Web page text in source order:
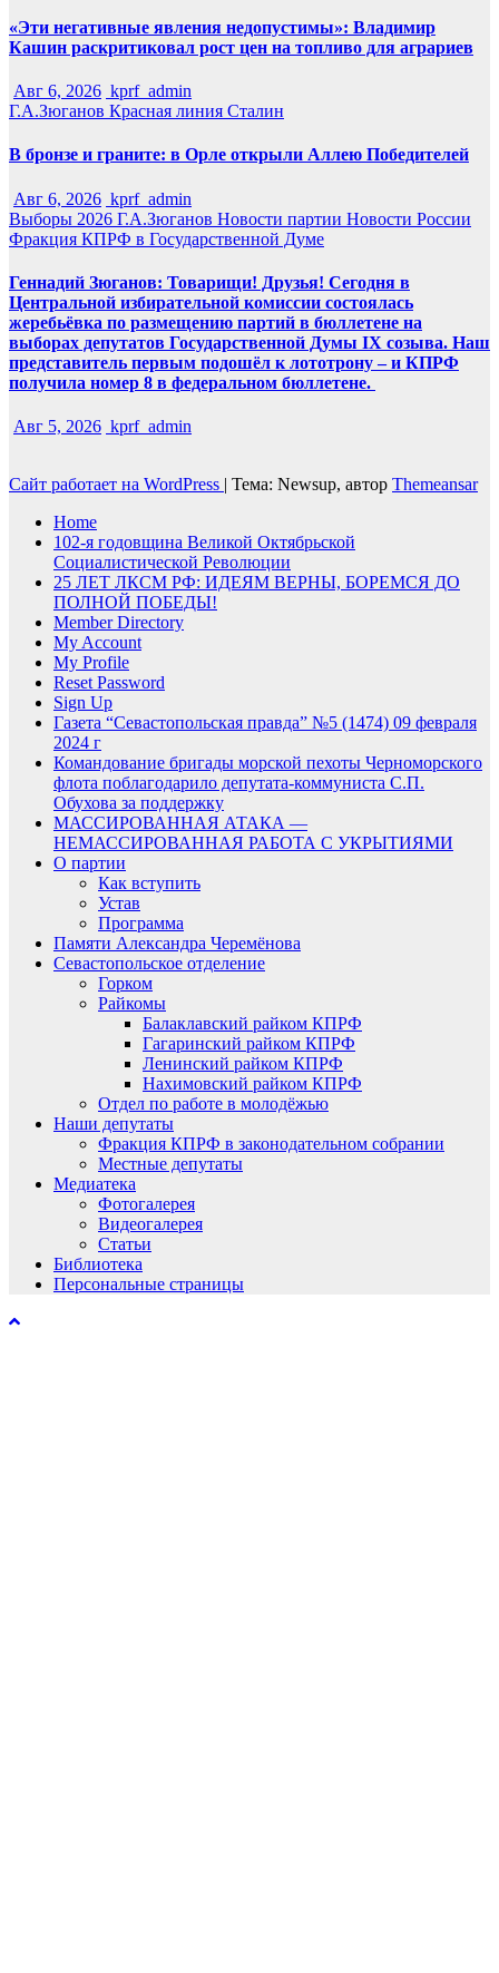
«Эти негативные явления недопустимы»: Владимир
Кашин раскритиковал рост цен на топливо для аграриев
Авг 6, 2026 kprf_admin
Г.А.Зюганов Красная линия Сталин
В бронзе и граните: в Орле открыли Аллею Победителей
Авг 6, 2026 kprf_admin
Выборы 2026 Г.А.Зюганов Новости партии Новости России
Фракция КПРФ в Государственной Думе
Геннадий Зюганов: Товарищи! Друзья! Сегодня в
Центральной избирательной комиссии состоялась
жеребьёвка по размещению партий в бюллетене на
выборах депутатов Государственной Думы IX созыва. Наш
представитель первым подошёл к лототрону – и КПРФ
получила номер 8 в федеральном бюллетене.
Авг 5, 2026 kprf_admin
Сайт работает на WordPress | Тема: Newsup, автор Themeansar
Home
102-я годовщина Великой Октябрьской
Социалистической Революции
25 ЛЕТ ЛКСМ РФ: ИДЕЯМ ВЕРНЫ, БОРЕМСЯ ДО
ПОЛНОЙ ПОБЕДЫ!
Member Directory
My Account
My Profile
Reset Password
Sign Up
Газета “Севастопольская правда” №5 (1474) 09 февраля
2024 г
Командование бригады морской пехоты Черноморского
флота поблагодарило депутата-коммуниста С.П.
Обухова за поддержку
МАССИРОВАННАЯ АТАКА —
НЕМАССИРОВАННАЯ РАБОТА С УКРЫТИЯМИ
О партии
Как вступить
Устав
Программа
Памяти Александра Черемёнова
Севастопольское отделение
Горком
Райкомы
Балаклавский райком КПРФ
Гагаринский райком КПРФ
Ленинский райком КПРФ
Нахимовский райком КПРФ
Отдел по работе в молодёжью
Наши депутаты
Фракция КПРФ в законодательном собрании
Местные депутаты
Медиатека
Фотогалерея
Видеогалерея
Статьи
Библиотека
Персональные страницы